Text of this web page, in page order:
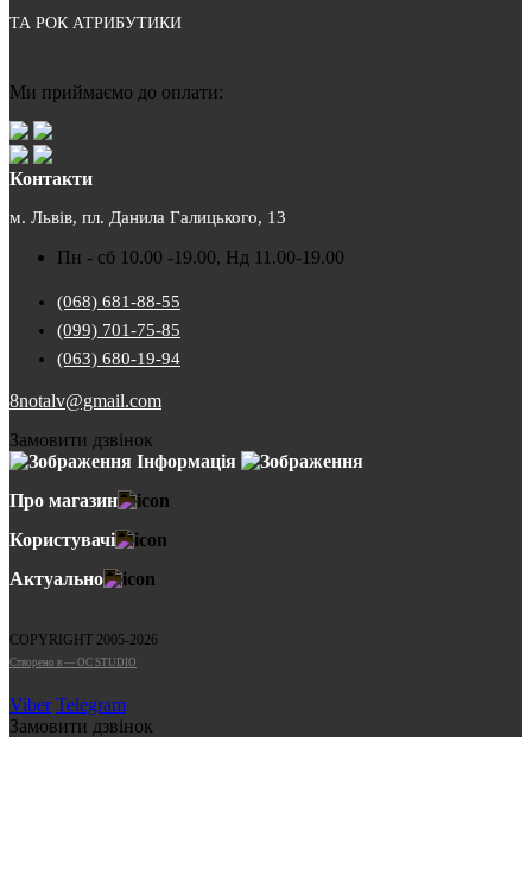
ТА РОК АТРИБУТИКИ
Ми приймаємо до оплати:
Контакти
м. Львів, пл. Данила Галицького, 13
Пн - сб 10.00 -19.00, Нд 11.00-19.00
(068) 681-88-55
(099) 701-75-85
(063) 680-19-94
8notalv@gmail.com
Замовити дзвінок
Інформація
Про магазин
Користувачі
Актуально
COPYRIGHT 2005-2026
Cтворено в — OC STUDIO
Viber Telegram
Замовити дзвінок